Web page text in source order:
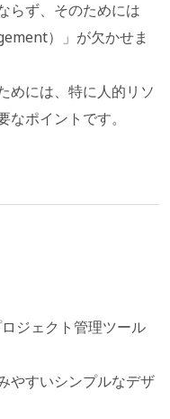
らず、そのためには
）」が欠かせま
めには、特に人的リソ
ポイントです。
ジェクト管理ツール
やすいシンプルなデザ